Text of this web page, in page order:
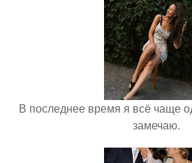
В последнее время я всё чаще
замечаю.